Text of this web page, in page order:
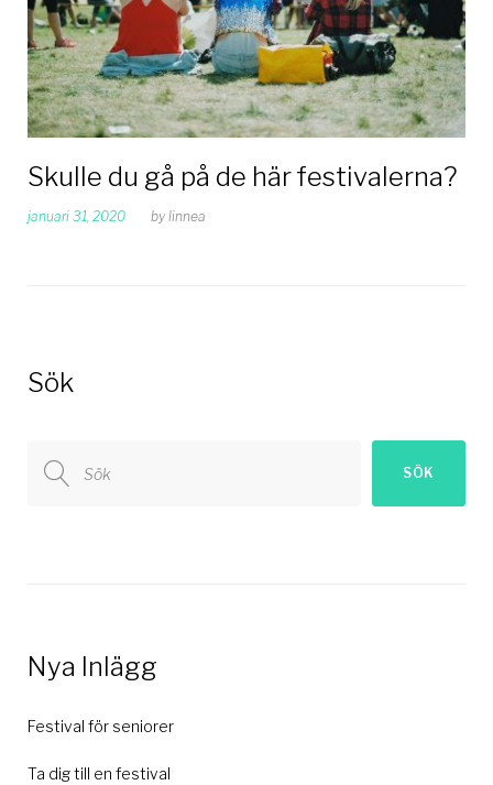
Skulle du gå på de här festivalerna?
januari 31, 2020 by linnea
Sök
for:
SÖK
Nya Inlägg
Festival för seniorer
Ta dig till en festival